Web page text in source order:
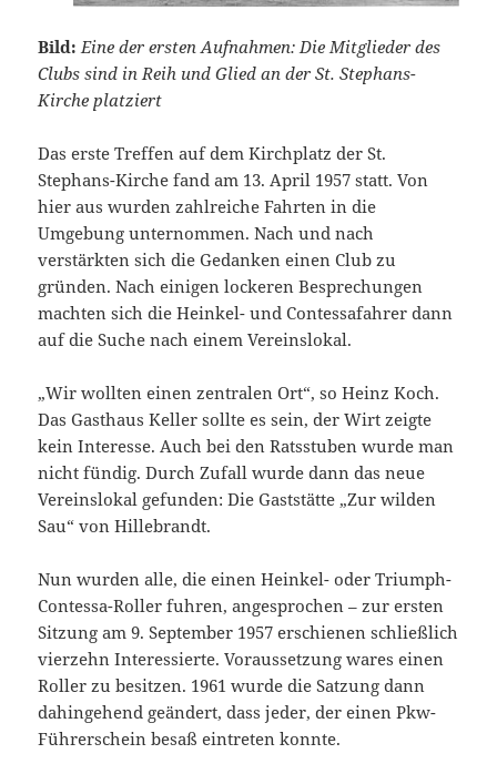
Bild: Eine der ersten Aufnahmen: Die Mitglieder des
Clubs sind in Reih und Glied an der St. Stephans-
Kirche platziert
Das erste Treffen auf dem Kirchplatz der St.
Stephans-Kirche fand am 13. April 1957 statt. Von
hier aus wurden zahlreiche Fahrten in die
Umgebung unternommen. Nach und nach
verstärkten sich die Gedanken einen Club zu
gründen. Nach einigen lockeren Besprechungen
machten sich die Heinkel- und Contessafahrer dann
auf die Suche nach einem Vereinslokal.
„Wir wollten einen zentralen Ort“, so Heinz Koch.
Das Gasthaus Keller sollte es sein, der Wirt zeigte
kein Interesse. Auch bei den Ratsstuben wurde man
nicht fündig. Durch Zufall wurde dann das neue
Vereinslokal gefunden: Die Gaststätte „Zur wilden
Sau“ von Hillebrandt.
Nun wurden alle, die einen Heinkel- oder Triumph-
Contessa-Roller fuhren, angesprochen – zur ersten
Sitzung am 9. September 1957 erschienen schließlich
vierzehn Interessierte. Voraussetzung wares einen
Roller zu besitzen. 1961 wurde die Satzung dann
dahingehend geändert, dass jeder, der einen Pkw-
Führerschein besaß eintreten konnte.